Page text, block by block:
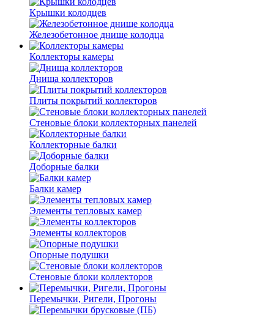
Крышки колодцев
Железобетонное днище колодца
Коллекторы камеры
Днища коллекторов
Плиты покрытий коллекторов
Стеновые блоки коллекторных панелей
Коллекторные балки
Доборные балки
Балки камер
Элементы тепловых камер
Элементы коллекторов
Опорные подушки
Стеновые блоки коллекторов
Перемычки, Ригели, Прогоны